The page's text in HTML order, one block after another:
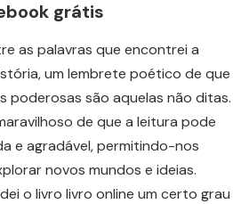
grátis
as palavras que encontrei a
um lembrete poético de que
poderosas são aquelas não ditas.
de que a leitura pode
e agradável, permitindo-nos
novos mundos e ideias.
o livro livro online um certo grau